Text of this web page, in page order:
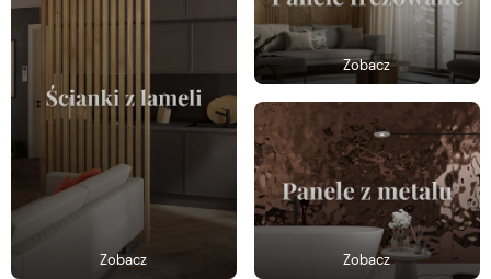
Zobacz
Zobacz
Zobacz